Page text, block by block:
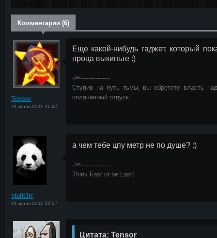
Комментарии (6)
Tensor
21 июля 2011 11:42
Еще какой-нибудь гаджет, который
проца выкиньте :)
-✂------------
Ступив на путь тьмы, вы обретете власть
оплаченный отпуск.
stalk3rr
21 июля 2011 22:27
а чем тебе цпу метр не по душе? :)
-✂------------
Think Fast or be Last!
Цитата: Tensor